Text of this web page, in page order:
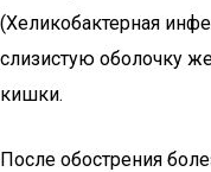
(Хеликобактерная
слизистую оболочку
кишки.
После обострения